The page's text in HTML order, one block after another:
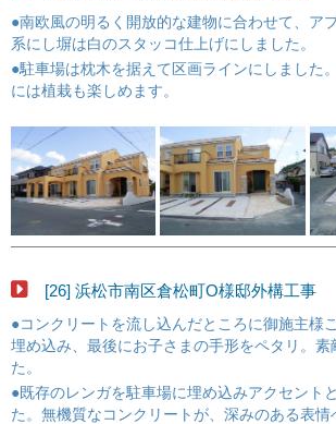
●南欧風の明るく開放的な建物に合わせて、ア
系にし塀は白のスタッコ仕上げにしました。
●駐車場は枕木を据えて区画ラインにしました
には植栽も楽しめます。
[26] 浜松市南区倉松町O様邸外構工事
●コンクリートを流し込んだところに御施主様
埋め込み、最後にお子さまの手形をペタリ。素
た。
●既存のレンガを駐車場に埋め込みアクセント
た。無機質なコンクリートが、深みのある表情